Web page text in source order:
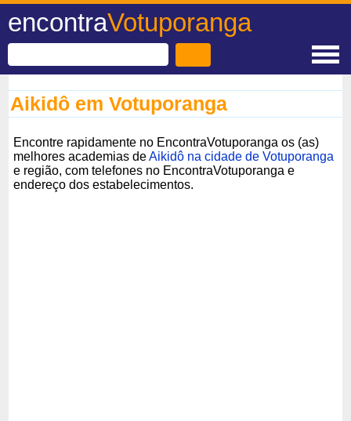
encontraVotuporanga
Aikidô em Votuporanga
Encontre rapidamente no EncontraVotuporanga os (as)
melhores academias deAikidô na cidade de Votuporanga
e região, com telefones no EncontraVotuporanga e
endereço dos estabelecimentos.